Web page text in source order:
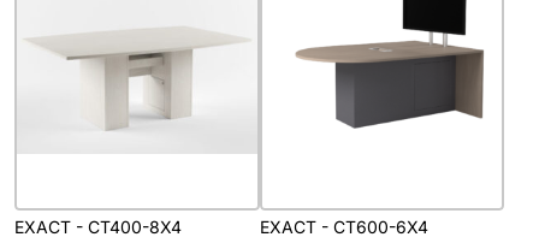
EXACT - CT400-8X4 EXACT - CT600-6X4